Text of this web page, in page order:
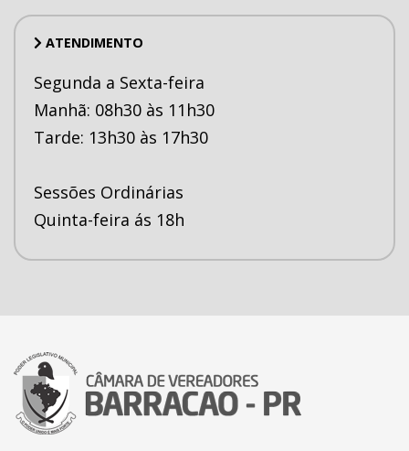
ATENDIMENTO
Segunda a Sexta-feira
Manhã: 08h30 às 11h30
Tarde: 13h30 às 17h30
Sessões Ordinárias
Quinta-feira ás 18h